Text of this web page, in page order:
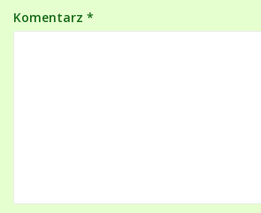
Komentarz *